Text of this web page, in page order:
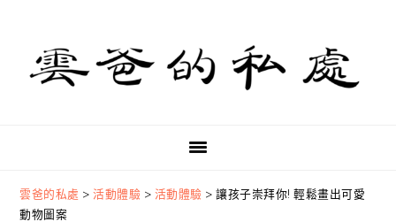
primary
navigation
content
primary
sidebar
雲爸的私處 >活動體驗 > 活動體驗 >讓孩子崇拜你! 輕鬆畫出可愛
動物圖案